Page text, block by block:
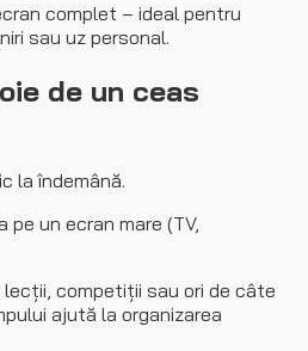
complet – ideal pentru
sau uz personal.
de un ceas
la îndemână.
pe un ecran mare (TV,
competiții sau ori de câte
ajută la organizarea